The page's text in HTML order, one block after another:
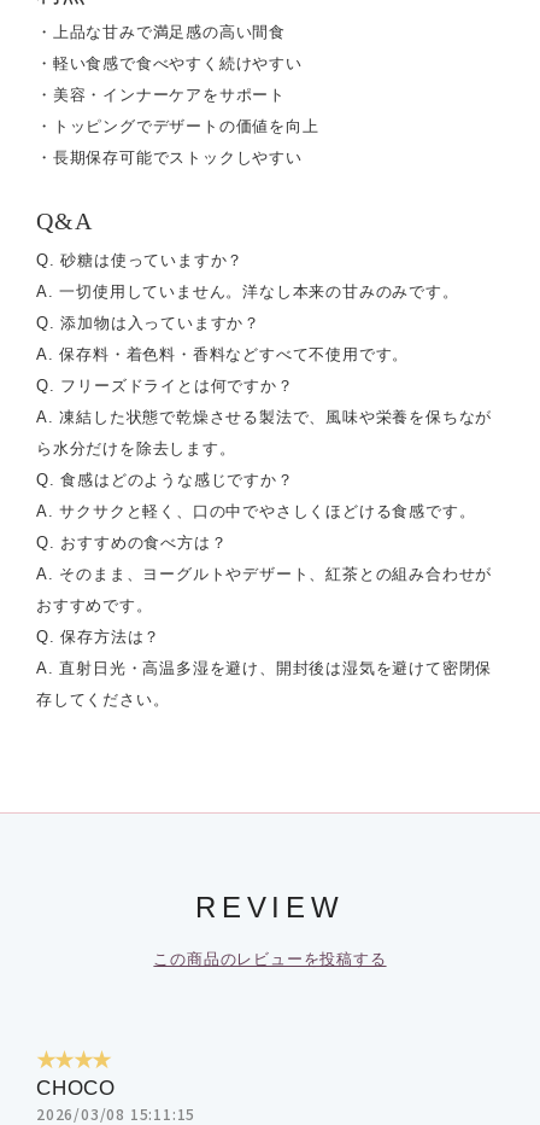
・上品な甘みで満足感の高い間食
・軽い食感で食べやすく続けやすい
・美容・インナーケアをサポート
・トッピングでデザートの価値を向上
・長期保存可能でストックしやすい
Q&A
Q. 砂糖は使っていますか？
A. 一切使用していません。洋なし本来の甘みのみです。
Q. 添加物は入っていますか？
A. 保存料・着色料・香料などすべて不使用です。
Q. フリーズドライとは何ですか？
A. 凍結した状態で乾燥させる製法で、風味や栄養を保ちなが
ら水分だけを除去します。
Q. 食感はどのような感じですか？
A. サクサクと軽く、口の中でやさしくほどける食感です。
Q. おすすめの食べ方は？
A. そのまま、ヨーグルトやデザート、紅茶との組み合わせが
おすすめです。
Q. 保存方法は？
A. 直射日光・高温多湿を避け、開封後は湿気を避けて密閉保
存してください。
REVIEW
この商品のレビューを投稿する
★★★★
CHOCO
2026/03/08 15:11:15